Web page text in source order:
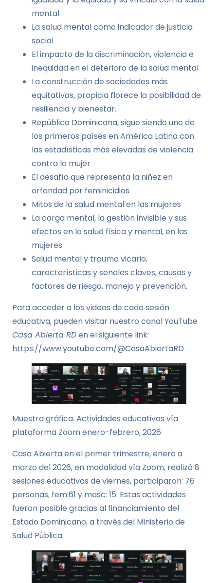
mental
La salud mental como indicador de justicia
social
El impacto de la discriminación, violencia e
inequidad en el deterioro de la salud mental
La construcción de sociedades más
equitativas, propicia florece la posibilidad de
resiliencia y bienestar.
República Dominicana, sigue siendo uno de
los primeros países en América Latina con
las estadísticas más elevadas de violencia
contra la mujer
El desafío que representa la niñez en
orfandad por feminicidios
Mitos de la salud mental en las mujeres
La carga mental, la gestión invisible y sus
efectos en la salud física y mental, en las
mujeres
Salud mental y trauma vicario,
características y señales claves, causas y
factores de riesgo, manejo y prevención.
Para acceder a los videos de cada sesión
educativa, pueden visitar nuestro canal YouTube
Casa Abierta RDen el siguiente link:
https://www.youtube.com/@CasaAbiertaRD
Muestra gráfica. Actividades educativas vía
plataforma Zoom enero-febrero, 2026
Casa Abierta en el primer trimestre, enero a
marzo del 2026, en modalidad vía Zoom, realizó 8
sesiones educativas de viernes, participaron: 76
personas, fem:61 y masc: 15. Estas actividades
fueron posible gracias al financiamiento del
Estado Dominicano, a través del Ministerio de
Salud Pública.